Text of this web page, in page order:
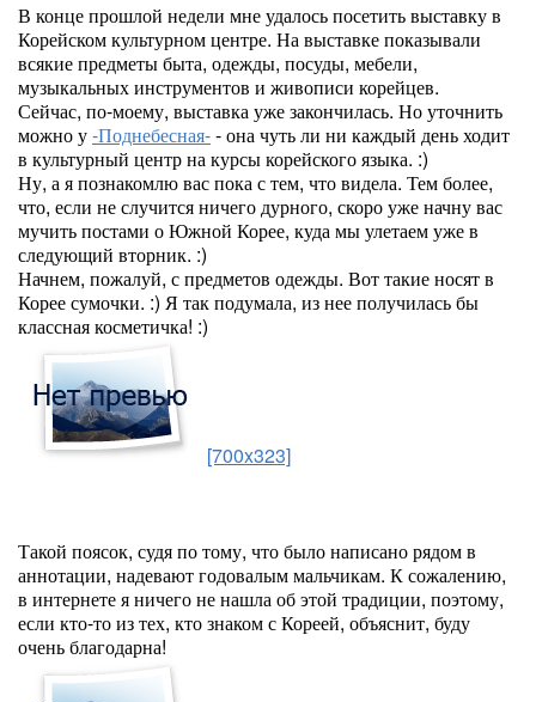
В конце прошлой недели мне удалось посетить выставку в
Корейском культурном центре. На выставке показывали
всякие предметы быта, одежды, посуды, мебели,
музыкальных инструментов и живописи корейцев.
Сейчас, по-моему, выставка уже закончилась. Но уточнить
можно у-Поднебесная-- она чуть ли ни каждый день ходит
в культурный центр на курсы корейского языка. :)
Ну, а я познакомлю вас пока с тем, что видела. Тем более,
что, если не случится ничего дурного, скоро уже начну вас
мучить постами о Южной Корее, куда мы улетаем уже в
следующий вторник. :)
Начнем, пожалуй, с предметов одежды. Вот такие носят в
Корее сумочки. :) Я так подумала, из нее получилась бы
классная косметичка! :)
[700x323]
Такой поясок, судя по тому, что было написано рядом в
аннотации, надевают годовалым мальчикам. К сожалению,
в интернете я ничего не нашла об этой традиции, поэтому,
если кто-то из тех, кто знаком с Кореей, объяснит, буду
очень благодарна!